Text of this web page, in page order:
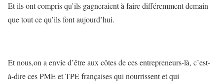
Et ils ont compris qu’ils gagneraient à faire différemment demain
que tout ce qu’ils font aujourd’hui.
Et nous,on a envie d’être aux côtes de ces entrepreneurs-là, c’est-
à-dire ces PME et TPE françaises qui nourrissent et qui